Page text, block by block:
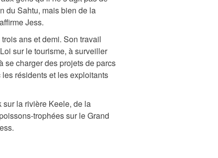
du Sahtu, mais bien de la
Jess.
ans et demi. Son travail
sur le tourisme, à surveiller
se charger des projets de parcs
résidents et les exploitants
sur la rivière Keele, de la
trophées sur le Grand